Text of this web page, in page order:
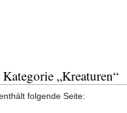
„Kreaturen“
folgende Seite: